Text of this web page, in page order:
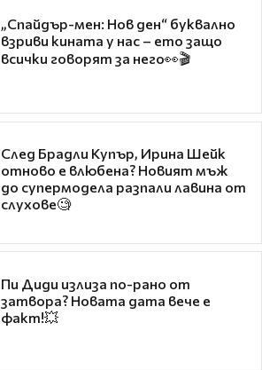
„Спайдър-мен: Нов ден“ буквално
взриви кината у нас – ето защо
всички говорят за него👀🎬
След Брадли Купър, Ирина Шейк
отново е влюбена? Новият мъж
до супермодела разпали лавина от
слухове🧐
Пи Диди излиза по-рано от
затвора? Новата дата вече е
факт!💥